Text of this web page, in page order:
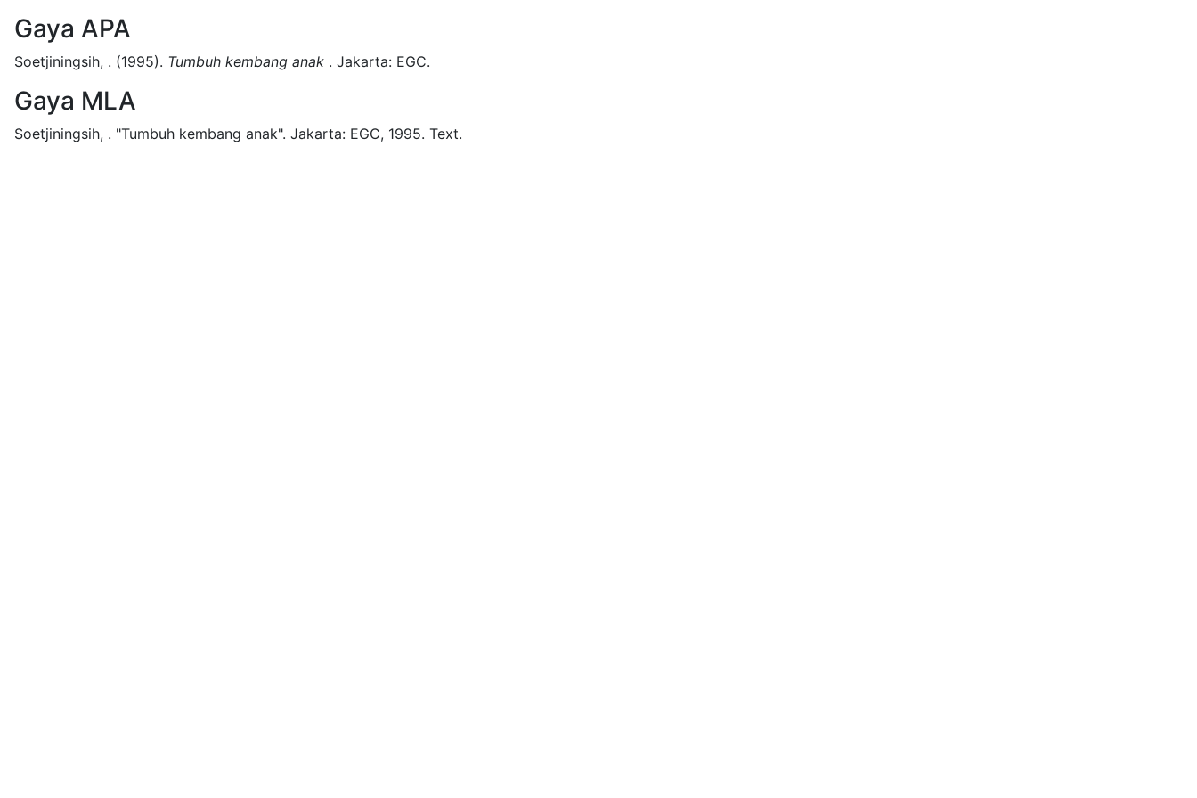
Gaya APA
Soetjiningsih, . (1995). Tumbuh kembang anak . Jakarta: EGC.
Gaya MLA
Soetjiningsih, . "Tumbuh kembang anak". Jakarta: EGC, 1995. Text.